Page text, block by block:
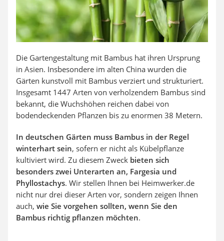
Die Gartengestaltung mit Bambus hat ihren Ursprung
in Asien. Insbesondere im alten China wurden die
Gärten kunstvoll mit Bambus verziert und strukturiert.
Insgesamt 1447 Arten von verholzendem Bambus sind
bekannt, die Wuchshöhen reichen dabei von
bodendeckenden Pflanzen bis zu enormen 38 Metern.
In deutschen Gärten muss Bambus in der Regel
winterhart sein, sofern er nicht als Kübelpflanze
kultiviert wird. Zu diesem Zweck bieten sich
besonders zwei Unterarten an, Fargesia und
Phyllostachys. Wir stellen Ihnen bei Heimwerker.de
nicht nur drei dieser Arten vor, sondern zeigen Ihnen
auch, wie Sie vorgehen sollten, wenn Sie den
Bambus richtig pflanzen möchten.